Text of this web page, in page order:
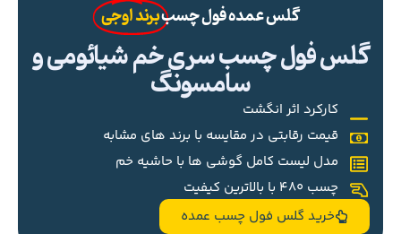
گلس عمده فول چسببرند اوجی
گلس فول چسب سری خم شیائومی و
سامسونگ
کارکرد اثر انگشت
قیمت رقابتی در مقایسه با برند های مشابه
مدل لیست کامل گوشی ها با حاشیه خم
چسب 480 با بالاترین کیفیت
خرید گلس فول چسب عمده